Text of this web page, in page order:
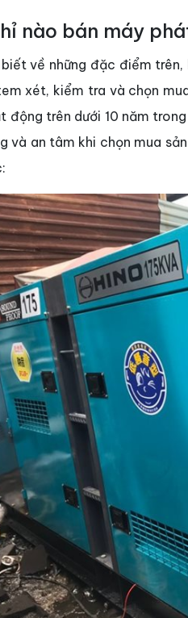
nào bán máy
về những đặc điểm
xét, kiểm tra và chọn
động trên dưới 10 năm
và an tâm khi chọn mua